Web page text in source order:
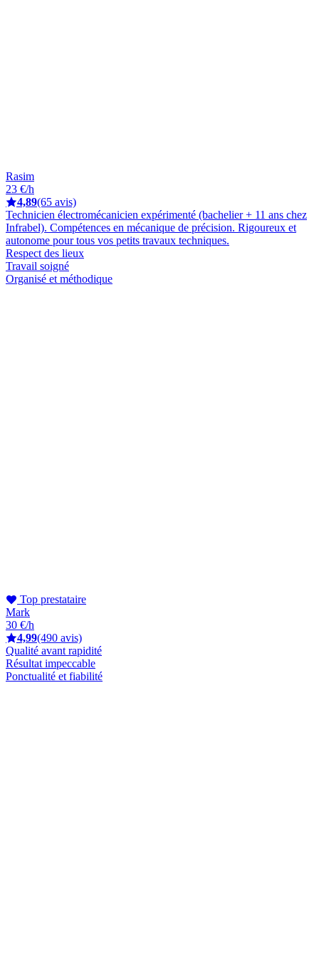
Rasim
23 €/h
4,89(65 avis)
Technicien électromécanicien expérimenté (bachelier + 11 ans chez
Infrabel). Compétences en mécanique de précision. Rigoureux et
autonome pour tous vos petits travaux techniques.
Respect des lieux
Travail soigné
Organisé et méthodique
Top prestataire
Mark
30 €/h
4,99(490 avis)
Qualité avant rapidité
Résultat impeccable
Ponctualité et fiabilité